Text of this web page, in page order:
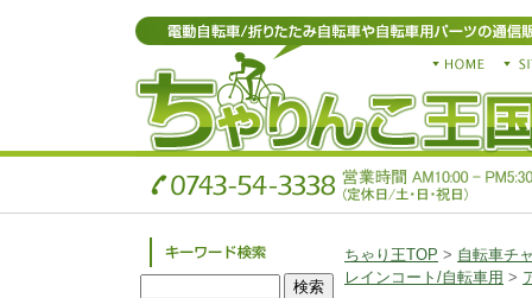
ちゃり王TOP > 自転車チ
レインコート/自転車用 >